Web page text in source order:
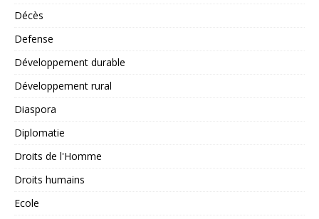
Décès
Defense
Développement durable
Développement rural
Diaspora
Diplomatie
Droits de l'Homme
Droits humains
Ecole